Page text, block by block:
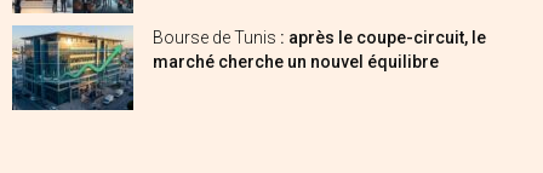
Bourse de Tunis : après le coupe-circuit, le
marché cherche un nouvel équilibre